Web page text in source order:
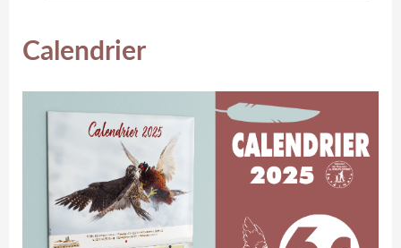
Calendrier